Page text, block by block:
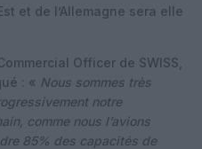
et de l’Allemagne sera elle
Officer de SWISS,
: « Nous sommes très
notre
comme nous l’avions
85% des capacités de